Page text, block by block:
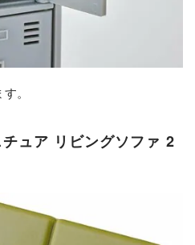
。
ュア リビングソファ 2